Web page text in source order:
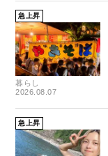
急上昇
暮らし
2026.08.07
急上昇